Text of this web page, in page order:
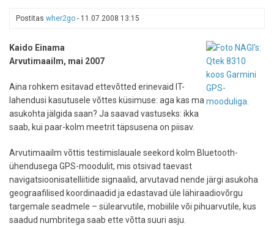
maantee
Postitas wher2go - 11.07.2008 13:15
Kaido Einama
Arvutimaailm, mai 2007
Aina rohkem esitavad ettevõtted erinevaid IT-
lahendusi kasutusele võttes küsimuse: aga kas ma
asukohta jälgida saan? Ja saavad vastuseks: ikka
saab, kui paar-kolm meetrit täpsusena on piisav.
Arvutimaailm võttis testimislauale seekord kolm Bluetooth-
ühendusega GPS-moodulit, mis otsivad taevast
navigatsioonisatelliitide signaalid, arvutavad nende järgi asukoha
geograafilised koordinaadid ja edastavad üle lähiraadiovõrgu
targemale seadmele – sülearvutile, mobiilile või pihuarvutile, kus
saadud numbritega saab ette võtta suuri asju.